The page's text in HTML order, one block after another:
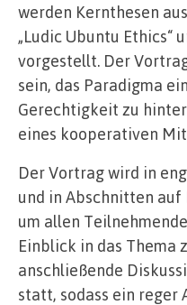
werden Kernthesen
„Ludic Ubuntu Ethics“
vorgestellt. Der
sein, das Paradigma
Gerechtigkeit zu
eines kooperativen
Der Vortrag wird in
und in Abschnitten auf
um allen
Einblick in das Thema
anschließende
statt, sodass ein reger